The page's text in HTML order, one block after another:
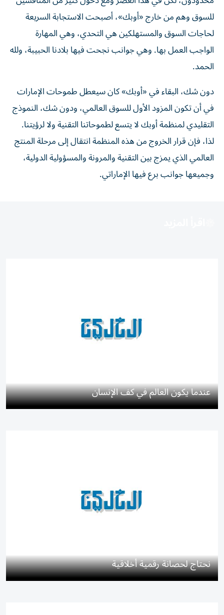
للسوق وهم من خارج «أوبك»، أصبحت الاستجابة السريعة
لحاجات السوق والمستهلكين هي التحدي، وهي المهارة
الواجب العمل بها. وهي جوانب نجحت فيها بلادنا الحبيبة، ولله
الحمد.
دون شك، البقاء في «أوبك» كان سيعطل طموحات الإمارات
في أن تكون المزود الأول للسوق العالمي، ودون شك، النموذج
التقليدي لمنظمة أوبك لا يتسع لطموحاتنا التقنية ولا لرؤيتنا.
لذا، فإن قرار الخروج من هذه المنظمة انتقال إلى مرحلة المنتج
العالمي الذي يمزج بين التقنية‏ والمرونة والمسؤولية الدولية،
وجميعها جوانب برع فيها الإماراتي.
عندما يكون العالم في كف الإنسان
نحتاج لحصانة رقمية أخلاقية